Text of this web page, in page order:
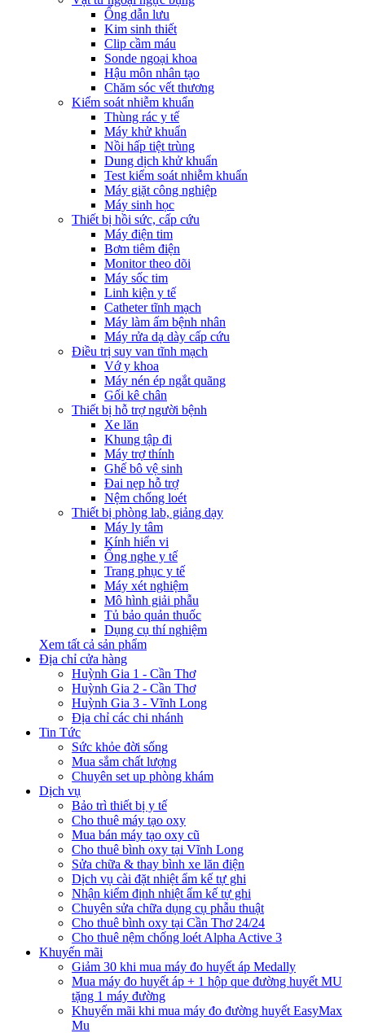
Ống dẫn lưu
Kim sinh thiết
Clip cầm máu
Sonde ngoại khoa
Hậu môn nhân tạo
Chăm sóc vết thương
Kiểm soát nhiễm khuẩn
Thùng rác y tế
Máy khử khuẩn
Nồi hấp tiệt trùng
Dung dịch khử khuẩn
Test kiểm soát nhiễm khuẩn
Máy giặt công nghiệp
Máy sinh học
Thiết bị hồi sức, cấp cứu
Máy điện tim
Bơm tiêm điện
Monitor theo dõi
Máy sốc tim
Linh kiện y tế
Catheter tĩnh mạch
Máy làm ấm bệnh nhân
Máy rửa dạ dày cấp cứu
Điều trị suy van tĩnh mạch
Vớ y khoa
Máy nén ép ngắt quãng
Gối kê chân
Thiết bị hỗ trợ người bệnh
Xe lăn
Khung tập đi
Máy trợ thính
Ghế bô vệ sinh
Đai nẹp hỗ trợ
Nệm chống loét
Thiết bị phòng lab, giảng dạy
Máy ly tâm
Kính hiển vi
Ống nghe y tế
Trang phục y tế
Máy xét nghiệm
Mô hình giải phẫu
Tủ bảo quản thuốc
Dụng cụ thí nghiệm
Xem tất cả sản phẩm
Địa chỉ cửa hàng
Huỳnh Gia 1 - Cần Thơ
Huỳnh Gia 2 - Cần Thơ
Huỳnh Gia 3 - Vĩnh Long
Địa chỉ các chi nhánh
Tin Tức
Sức khỏe đời sống
Mua sắm chất lượng
Chuyên set up phòng khám
Dịch vụ
Bảo trì thiết bị y tế
Cho thuê máy tạo oxy
Mua bán máy tạo oxy cũ
Cho thuê bình oxy tại Vĩnh Long
Sửa chữa & thay bình xe lăn điện
Dịch vụ cài đặt nhiệt ẩm kế tự ghi
Nhận kiểm định nhiệt ẩm kế tự ghi
Chuyên sửa chữa dụng cụ phẫu thuật
Cho thuê bình oxy tại Cần Thơ 24/24
Cho thuê nệm chống loét Alpha Active 3
Khuyến mãi
Giảm 30 khi mua máy đo huyết áp Medally
Mua máy đo huyết áp + 1 hộp que đường huyết MU
tặng 1 máy đường
Khuyến mãi khi mua máy đo đường huyết EasyMax
Mu